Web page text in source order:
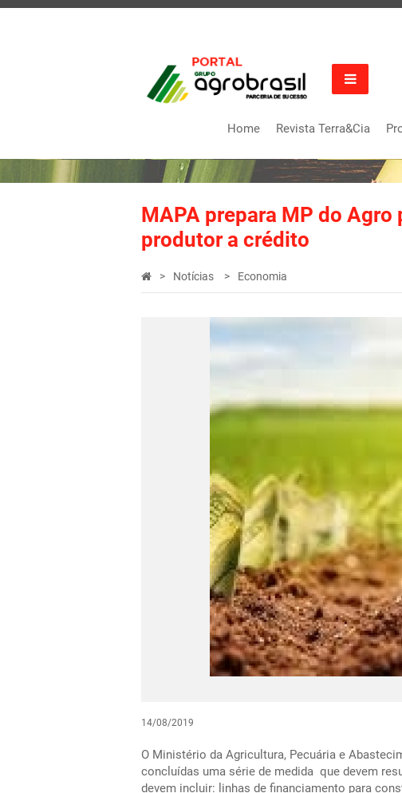
Home Revista Terra&Cia
MAPA prepara MP do
produtor a crédito
Notícias Economia
14/08/2019
O Ministério da Agricultura, Pecuária e
concluídas uma série de medida que devem
devem incluir: linhas de financiamento para